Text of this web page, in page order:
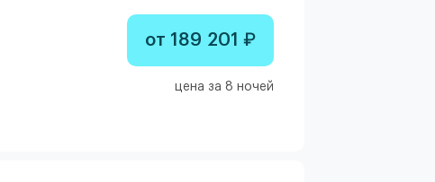
от 189 201 ₽
цена за 8 ночей